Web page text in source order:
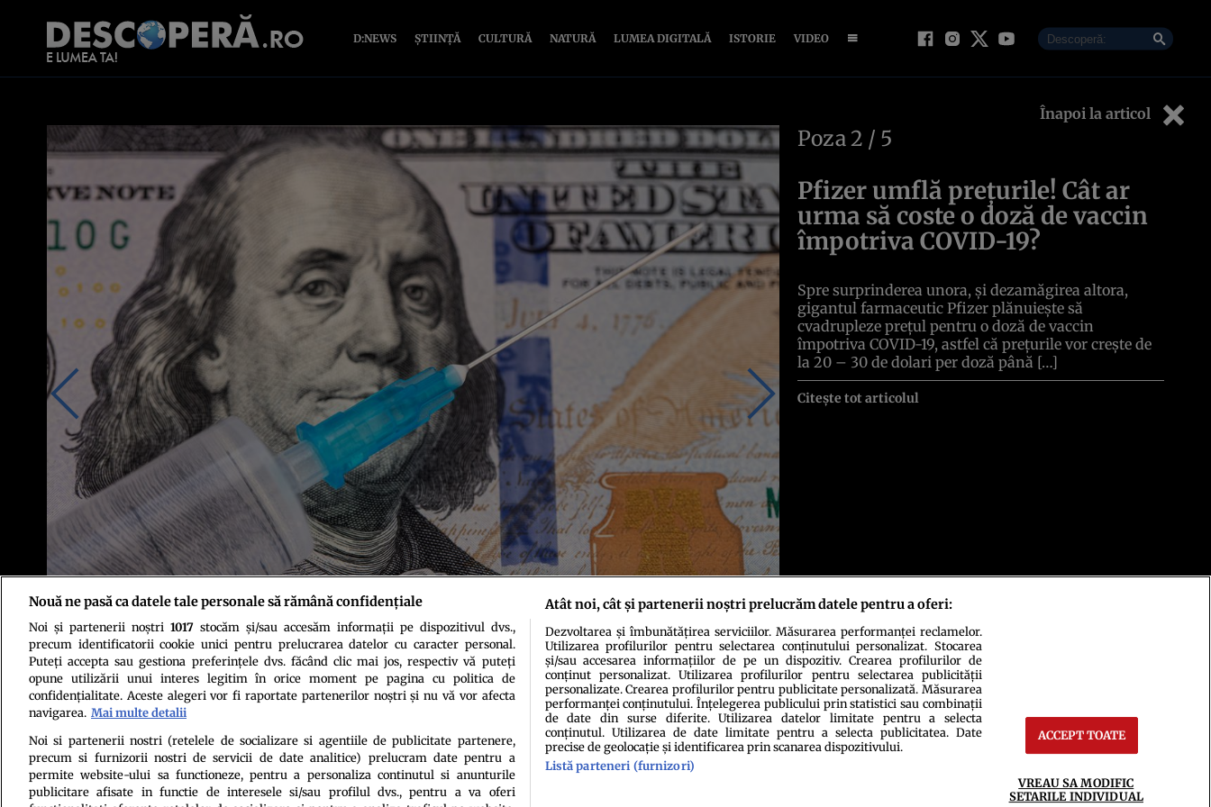
D:NEWS ȘTIINȚĂ CULTURĂ NATURĂ LUMEA DIGITALĂ ISTORIE VIDEO
Înapoi la articol
Sursa foto: Shutterstock
Poza2 / 5
Pfizer umflă prețurile! Cât ar
urma să coste o doză de vaccin
împotriva COVID-19?
Spre surprinderea unora, și dezamăgirea altora,
gigantul farmaceutic Pfizer plănuiește să
cvadrupleze prețul pentru o doză de vaccin
împotriva COVID-19, astfel că prețurile vor crește de
la 20 – 30 de dolari per doză până […]
Citește tot articolul
Politica de confidenţialitatePolitica de cookiesTermeni şi condiţiiEchipa redacțională
Nouă ne pasă ca datele tale personale să rămână confidențiale
Noi și partenerii noștri 1017stocăm și/sau accesăm informații pe dispozitivul dvs.,
precum identificatorii cookie unici pentru prelucrarea datelor cu caracter personal.
Puteți accepta sau gestiona preferințele dvs. făcând clic mai jos, respectiv vă puteți
opune utilizării unui interes legitim în orice moment pe pagina cu politica de
confidențialitate. Aceste alegeri vor fi raportate partenerilor noștri și nu vă vor afecta
navigarea. Mai multe detalii
Noi si partenerii nostri (retelele de socializare si agentiile de publicitate partenere,
precum si furnizorii nostri de servicii de date analitice) prelucram date pentru a
permite website-ului sa functioneze, pentru a personaliza continutul si anunturile
publicitare afisate in functie de interesele si/sau profilul dvs., pentru a va oferi
Atât noi, cât și partenerii noștri prelucrăm datele pentru a oferi:
Dezvoltarea și îmbunătățirea serviciilor. Măsurarea performanței reclamelor.
Utilizarea profilurilor pentru selectarea conținutului personalizat. Stocarea
și/sau accesarea informațiilor de pe un dispozitiv. Crearea profilurilor de
conținut personalizat. Utilizarea profilurilor pentru selectarea publicității
personalizate. Crearea profilurilor pentru publicitate personalizată. Măsurarea
performanței conținutului. Înțelegerea publicului prin statistici sau combinații
de date din surse diferite. Utilizarea datelor limitate pentru a selecta
conținutul. Utilizarea de date limitate pentru a selecta publicitatea. Date
precise de geolocație și identificarea prin scanarea dispozitivului.
Listă parteneri (furnizori)
ACCEPT TOATE
VREAU SA MODIFIC
SETARILE INDIVIDUAL